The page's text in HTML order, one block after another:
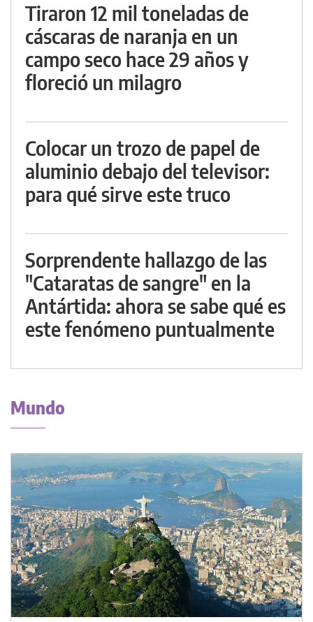
Tiraron 12 mil toneladas de
cáscaras de naranja en un
campo seco hace 29 años y
floreció un milagro
Colocar un trozo de papel de
aluminio debajo del televisor:
para qué sirve este truco
Sorprendente hallazgo de las
"Cataratas de sangre" en la
Antártida: ahora se sabe qué es
este fenómeno puntualmente
Mundo